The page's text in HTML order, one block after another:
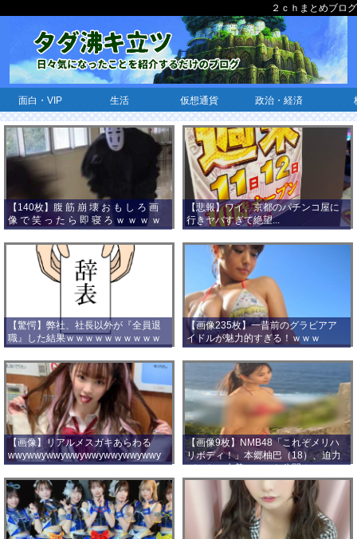
２ｃｈまとめブログ
面白・VIP 生活 仮想通貨 政治・経済
【140枚】腹 筋 崩 壊 お も し ろ 画
像 で 笑 っ た ら 即 寝 ろ ｗ ｗ ｗ ｗ
ｗ ｗ ｗ ｗ ｗ ｗ ｗ ｗ
【悲報】ワイ、京都のパチンコ屋に
行きヤバすぎて絶望...
【驚愕】弊社、社長以外が『全員退
職』した結果ｗｗｗｗｗｗｗｗｗｗ
ｗｗｗ
【画像235枚】一昔前のグラビアア
イドルが魅力的すぎる！ｗｗｗ
【画像】リアルメスガキあらわる
wwywwywwywwywwywwywwywwy
wwy
【画像9枚】NMB48「これぞメリハ
リボディ！」本郷柚巴（18）、迫力
バストの水着ショット公開！